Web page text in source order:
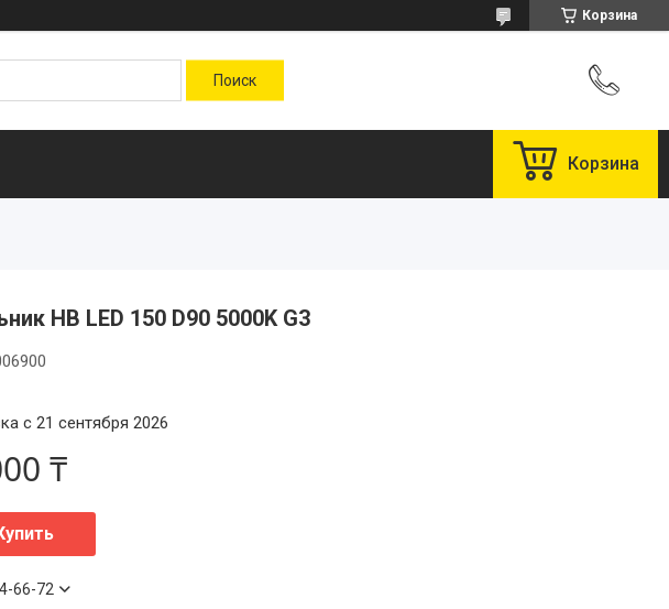
Корзина
Корзина
HB LED 150 D90 5000K G3
с 21 сентября 2026
₸
66-72